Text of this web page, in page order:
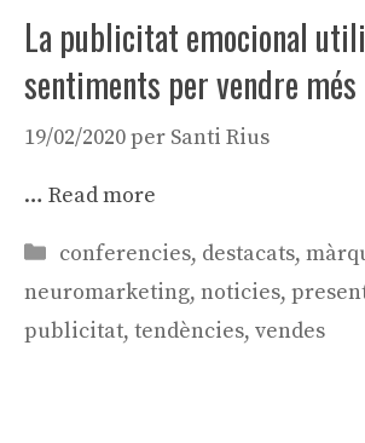
La publicitat emocional
sentiments per vendre més
19/02/2020per Santi Rius
… Read more
Categories
conferencies, destacats,
neuromarketing, noticies,
publicitat, tendències, vendes